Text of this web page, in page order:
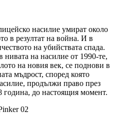
насилие умират около
в резултат на война. И в
на убийствата спада.
нивата на насилие от 1990-те,
на новия век, се поднови в
мъдрост, според която
продължи право през
година, до настоящия момент.